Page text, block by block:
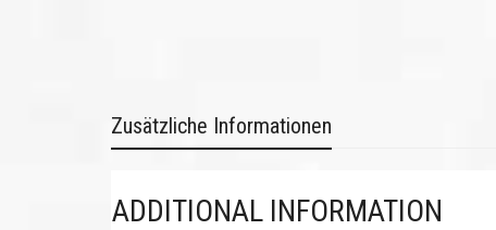
Zusätzliche Informationen
ADDITIONAL INFORMATION